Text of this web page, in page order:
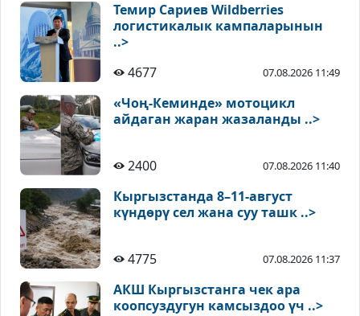
Темир Сариев Wildberries
логистикалык кампаларынын
..>
4677
07.08.2026 11:49
«Чоң-Кеминде» мотоцикл
айдаган жаран жазаланды ..>
2400 07.08.2026 11:40
Кыргызстанда 8–11-август
күндөрү сел жана суу ташк ..>
4775 07.08.2026 11:37
АКШ Кыргызстанга чек ара
коопсуздугун камсыздоо үч ..>